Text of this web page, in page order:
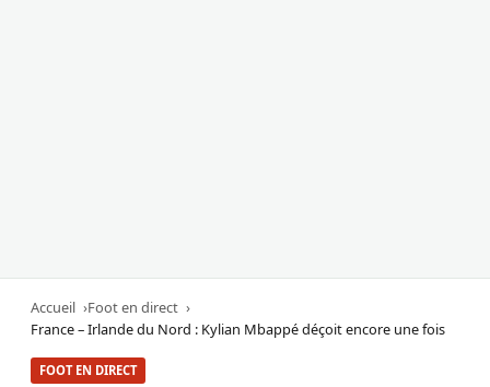
Accueil
Foot en direct
France – Irlande du Nord : Kylian Mbappé déçoit encore une fois
FOOT EN DIRECT